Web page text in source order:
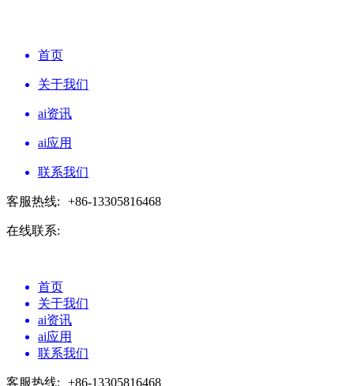
首页
关于我们
ai资讯
ai应用
联系我们
客服热线: +86-13305816468
在线联系:
首页
关于我们
ai资讯
ai应用
联系我们
客服热线: +86-13305816468